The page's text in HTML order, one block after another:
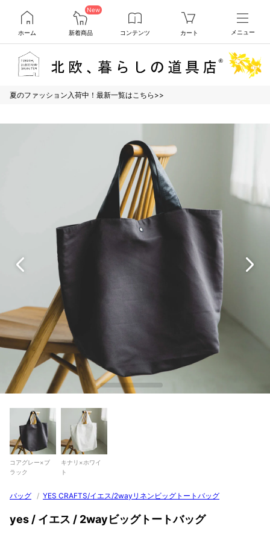
ホーム
New
新着商品 コンテンツ カート メニュー
夏のファッション入荷中！最新一覧はこちら>>
コアグレー×ブ
ラック
キナリ×ホワイ
ト
バッグ / YES CRAFTS/イエス/2wayリネンビッグトートバッグ
yes / イエス / 2wayビッグトートバッグ